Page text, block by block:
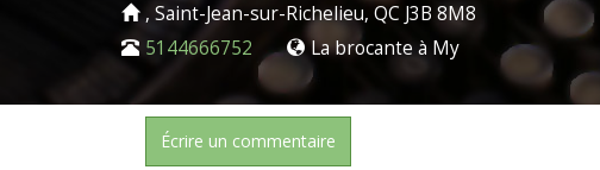
, Saint-Jean-sur-Richelieu, QC J3B 8M8
5144666752
La brocante à My
Écrire un commentaire